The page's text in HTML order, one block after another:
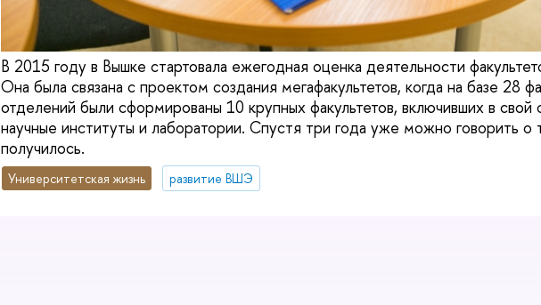
В 2015 году в Вышке стартовала ежегодная оценка деятельности
Она была связана с проектом создания мегафакультетов, когда на базе 28
отделений были сформированы 10 крупных факультетов, включивших в свой
научные институты и лаборатории. Спустя три года уже можно говорить о
получилось.
Университетская жизнь развитие ВШЭ